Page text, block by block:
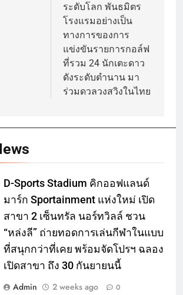
ระดับโลก พันธมิตร
โรงแรมอย่างเป็น
ทางการของการ
แข่งขันรายการกอล์ฟ
ที่รวม 24 นักเตะดาว
ดังระดับตำนาน มา
ร่วมดวลวงสวิงในไทย
D-Sports Stadium คิกออฟแลนด์
มาร์ก Sportainment แห่งใหม่ เปิด
สาขา 2 เซ็นทรัล นอร์ทวิลล์ ชวน
“หล่งลี” ถ่ายทอดการเล่นกีฬาในแบบ
ที่สนุกกว่าที่เคย พร้อมจัดโปรฯ ฉลอง
เปิดสาขา ถึง 30 กันยายนนี้
Admin
2 weeks ago 0